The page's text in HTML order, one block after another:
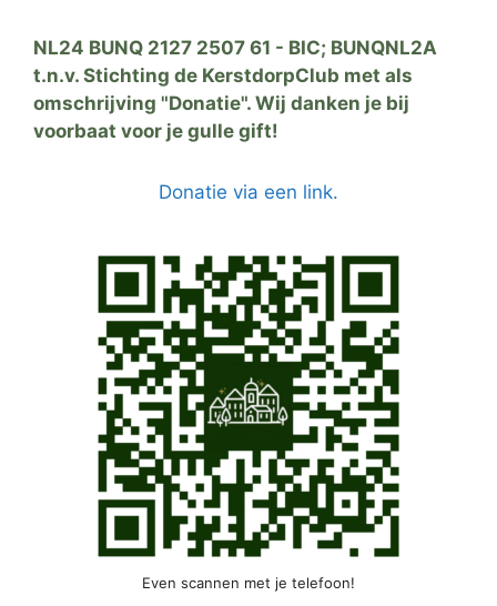
NL24 BUNQ 2127 2507 61 - BIC; BUNQNL2A
t.n.v. Stichting de KerstdorpClub met als
omschrijving "Donatie". Wij danken je bij
voorbaat voor je gulle gift!
Donatie via een link.
Even scannen met je telefoon!